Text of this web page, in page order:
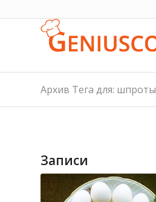
Архив Тега для: шпроты
Записи